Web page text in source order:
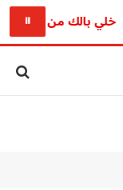
خلي بالك من خطك..⏸